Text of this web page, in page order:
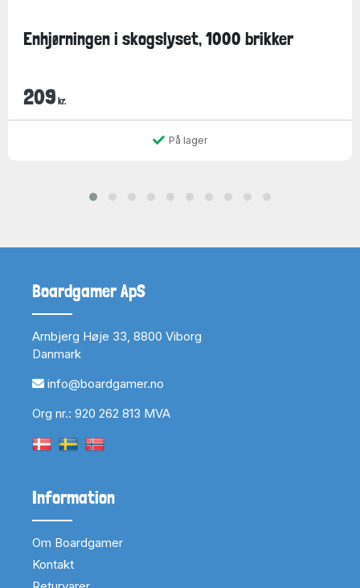
Enhjørningen i skogslyset, 1000 brikker
209 kr.
På lager
Boardgamer ApS
Arnbjerg Høje 33, 8800 Viborg
Danmark
info@boardgamer.no
Org nr.: 920 262 813 MVA
Information
Om Boardgamer
Kontakt